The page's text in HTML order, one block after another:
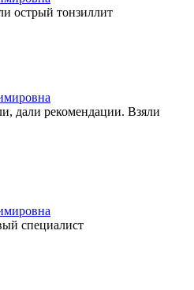
острый тонзиллит
дали рекомендации. Взяли
специалист